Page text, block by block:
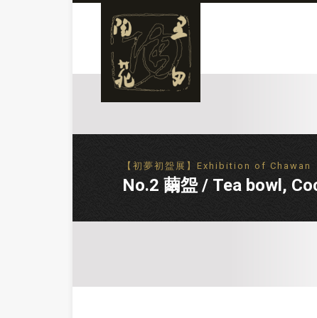
【初夢初盌展】Exhibition of Chawan
No.2 繭盌 / Tea bowl,